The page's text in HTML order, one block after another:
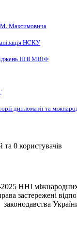
М. Максимовича
НCКУ
ННІ МВІФ
дипломатії та
та 0 користувачів
ННІ міжнародних
застережені
законодавства